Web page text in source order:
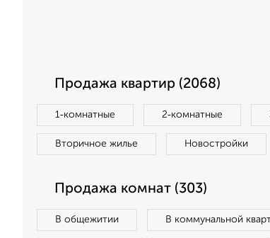
Продажа квартир (2068)
1‑комнатные 2‑комнатные
Вторичное жилье Новостройки
Продажа комнат (303)
В общежитии В коммунальной